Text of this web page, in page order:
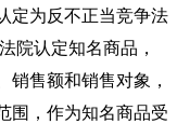
定为反不正当竞争法
院认定知名商品，
销售额和销售对象，
围，作为知名商品受